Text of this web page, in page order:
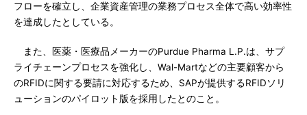
フローを確立し、企業資産管理の業務プロセス全体で高い効率性
を達成したとしている。
また、医薬・医療品メーカーのPurdue Pharma L.P.は、サプ
ライチェーンプロセスを強化し、Wal-Martなどの主要顧客から
のRFIDに関する要請に対応するため、SAPが提供するRFIDソリ
ューションのパイロット版を採用したとのこと。